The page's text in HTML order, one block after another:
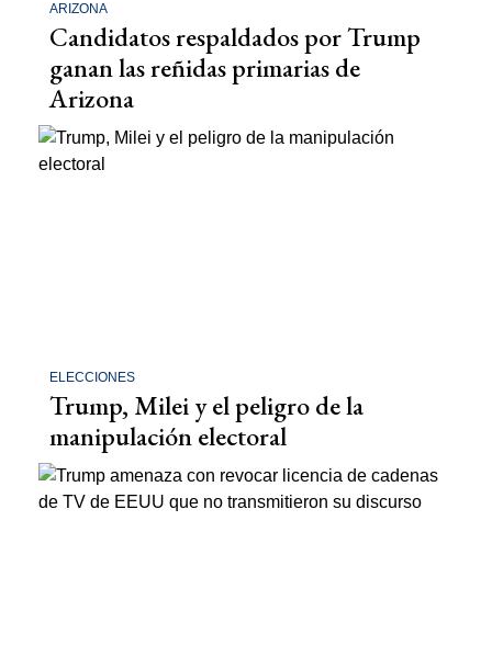
ARIZONA
Candidatos respaldados por Trump
ganan las reñidas primarias de
Arizona
ELECCIONES
Trump, Milei y el peligro de la
manipulación electoral